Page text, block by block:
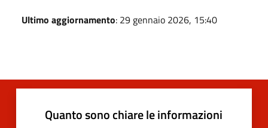
Ultimo aggiornamento: 29 gennaio 2026, 15:40
Quanto sono chiare le informazioni